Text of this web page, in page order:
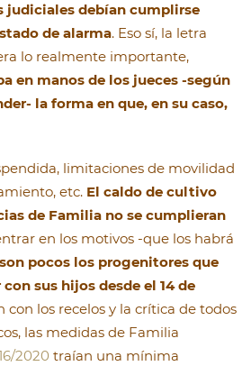
judiciales debían cumplirse
de alarma. Eso sí, la letra
lo realmente importante,
en manos de los jueces -según
la forma en que, en su caso,
limitaciones de movilidad
etc. El caldo de cultivo
de Familia no se cumplieran
en los motivos -que los habrá
pocos los progenitores que
sus hijos desde el 14 de
con los recelos y la crítica de todos
las medidas de Familia
2020 traían una mínima